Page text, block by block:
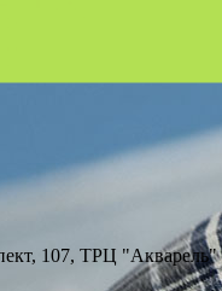
107, ТРЦ "Акварель"